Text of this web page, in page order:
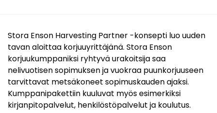
Stora Enson Harvesting Partner -konsepti luo uuden
tavan aloittaa korjuuyrittäjänä. Stora Enson
korjuukumppaniksi ryhtyvä urakoitsija saa
nelivuotisen sopimuksen ja vuokraa puunkorjuuseen
tarvittavat metsäkoneet sopimuskauden ajaksi.
Kumppanipakettiin kuuluvat myös esimerkiksi
kirjanpitopalvelut, henkilöstöpalvelut ja koulutus.